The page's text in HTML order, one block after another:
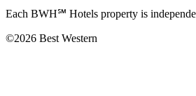
Each BWH℠ Hotels property is
©2026 Best Western